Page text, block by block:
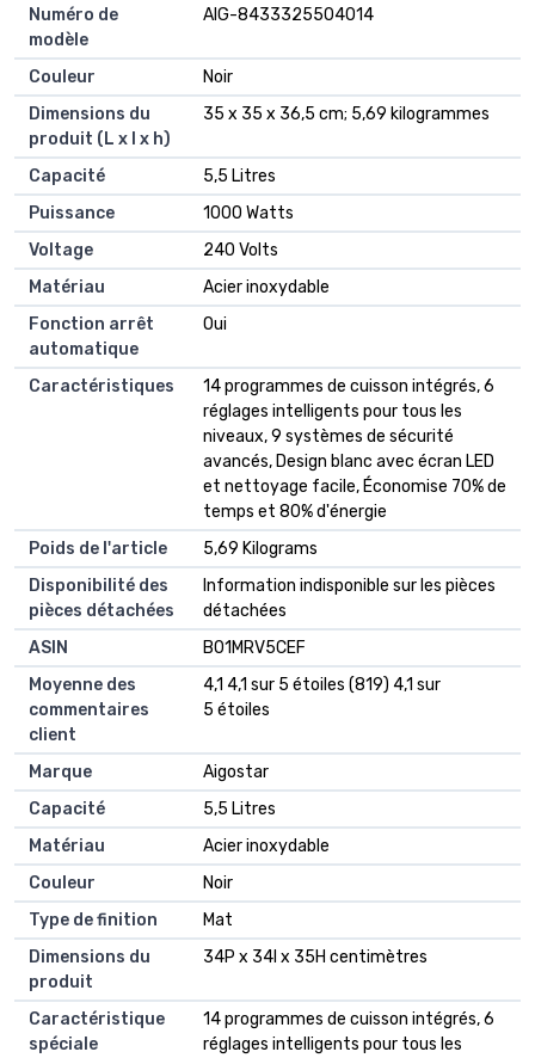
Numéro de
modèle
‎AIG-8433325504014
Couleur
‎Noir
Dimensions du
produit (L x l x h)
‎35 x 35 x 36,5 cm; 5,69 kilogrammes
Capacité
‎5,5 Litres
Puissance
‎1000 Watts
Voltage
‎240 Volts
Matériau
‎Acier inoxydable
Fonction arrêt
automatique
‎Oui
Caractéristiques
‎14 programmes de cuisson intégrés, 6
réglages intelligents pour tous les
niveaux, 9 systèmes de sécurité
avancés, Design blanc avec écran LED
et nettoyage facile, Économise 70% de
temps et 80% d'énergie
Poids de l'article
‎5,69 Kilograms
Disponibilité des
pièces détachées
‎Information indisponible sur les pièces
détachées
ASIN
B01MRV5CEF
Moyenne des
commentaires
client
4,1 4,1 sur 5 étoiles (819) 4,1 sur
5 étoiles
Marque
Aigostar
Capacité
5,5 Litres
Matériau
Acier inoxydable
Couleur
Noir
Type de finition
Mat
Dimensions du
produit
34P x 34l x 35H centimètres
Caractéristique
spéciale
14 programmes de cuisson intégrés, 6
réglages intelligents pour tous les